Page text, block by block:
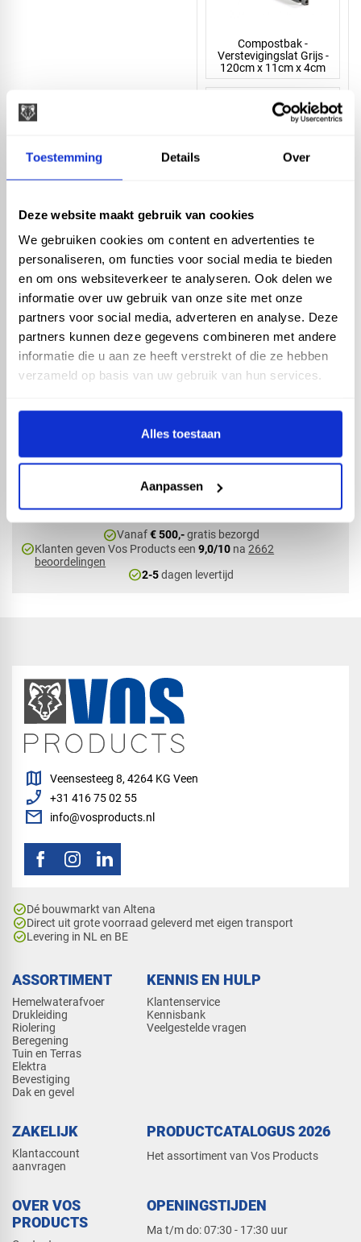
Toestemming Details Over
Deze website maakt gebruik van cookies
We gebruiken cookies om content en advertenties te
personaliseren, om functies voor social media te bieden
en om ons websiteverkeer te analyseren. Ook delen we
informatie over uw gebruik van onze site met onze
partners voor social media, adverteren en analyse. Deze
partners kunnen deze gegevens combineren met andere
informatie die u aan ze heeft verstrekt of die ze hebben
verzameld op basis van uw gebruik van hun services.
Alles toestaan
Aanpassen
Compostbak -
Verstevigingslat Grijs -
120cm x 11cm x 4cm
Verstevigingslat Grijs -
150cm x 11cm x 4cm
Artikelnummer: 14452
78,75 incl. BTW
65,08 excl. BTW
In winkelwagen
Omschrijving
Met het dakje is het mogelijk om
sluiten.
check_circleVanaf€ 500,-gratis bezorgd
check_circleKlanten geven Vos Products een9,0/10 na2662
beoordelingen
check_circle2-5dagen levertijd
ASSORTIMENT
Hemelwaterafvoer
Drukleiding
Riolering
Beregening
Tuin en Terras
Elektra
Bevestiging
Dak en gevel
KENNIS EN HULP
Klantenservice
Kennisbank
Veelgestelde vragen
ZAKELIJK
Klantaccount
aanvragen
PRODUCTCATALOGUS 2026
Het assortiment van Vos Products
OVER VOS
PRODUCTS
OPENINGSTIJDEN
Ma t/m do: 07:30 - 17:30 uur
map Veensesteeg 8, 4264 KG Veen
phone_enabled +31 416 75 02 55
mail info@vosproducts.nl
check_circleDé bouwmarkt van Altena
check_circleDirect uit grote voorraad geleverd met eigen transport
check_circleLevering in NL en BE